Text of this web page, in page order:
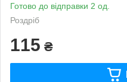
Готово до відправки 2 од.
Роздріб
115 ₴